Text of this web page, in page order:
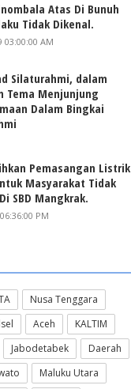
Atas Di Bunuh
Tidak Dikenal.
03:00:00 AM
Silaturahmi, dalam
Tema Menjunjung
Dalam Bingkai
Pemasangan Listrik
Masyarakat Tidak
SBD Mangkrak.
PM
Nusa Tenggara
Aceh
KALTIM
Jabodetabek
Daerah
Maluku Utara